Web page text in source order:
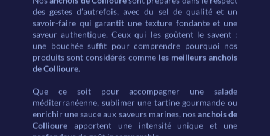
7 69
des gestes d’autrefois, avec du sel de qualité et un
savoir-faire qui garantit une texture fondante et une
saveur authentique. Ceux qui les goûtent le savent :
une bouchée suffit pour comprendre pourquoi nos
produits sont considérés comme les meilleurs anchois
de Collioure.
Que ce soit pour accompagner une salade
méditerranéenne, sublimer une tartine gourmande ou
enrichir une sauce aux saveurs marines, nosanchois de
Collioure apportent une intensité unique et une